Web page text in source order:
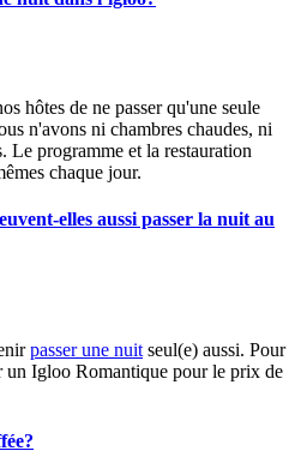
hôtes de ne passer qu'une seule
n'avons ni chambres chaudes, ni
Le programme et la restauration
chaque jour.
elles aussi passer la nuit au
passer une nuitseul(e) aussi. Pour
Igloo Romantique pour le prix de